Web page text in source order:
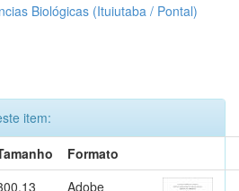
Biológicas (Ituiutaba / Pontal)
item:
Formato
Adobe